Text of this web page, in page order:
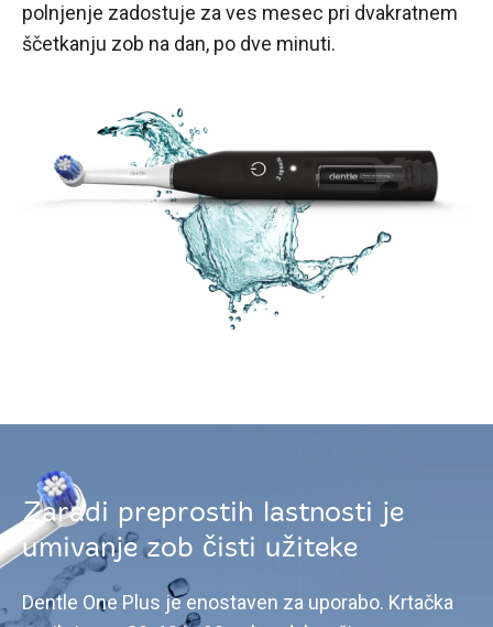
polnjenje zadostuje za ves mesec pri dvakratnem
ščetkanju zob na dan, po dve minuti.
.
Zaradi preprostih lastnosti je
umivanje zob čisti užiteke
Dentle One Plus je enostaven za uporabo. Krtačka